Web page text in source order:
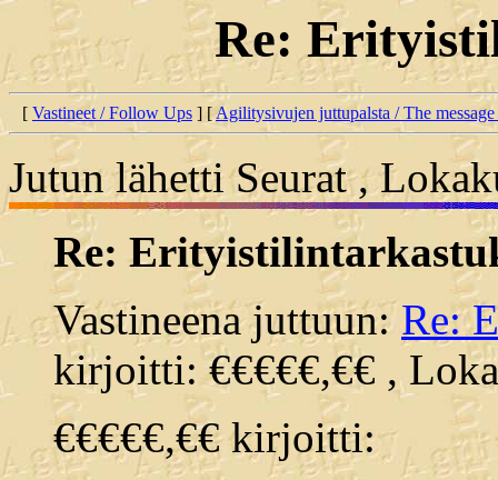
Re:
[ Vastineet / Follow Ups ] [Agilitysivujen juttupalsta / The
Jutun lähetti Seurat ,
Re:
Vastineena juttuun:Re:
kirjoitti: €€€€€,€€ ,
€€€€€,€€ kirjoitti: